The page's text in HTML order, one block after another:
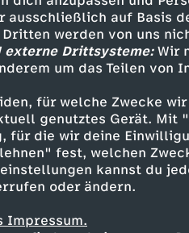
auf Basis
werden von uns
externe Drittsysteme:Wir
um das Teilen von
für welche Zwecke
genutztes Gerät. Mit
für die wir deine
fest, welchen
kannst du
oder ändern.
Impressum.
Inhalte
Reportage